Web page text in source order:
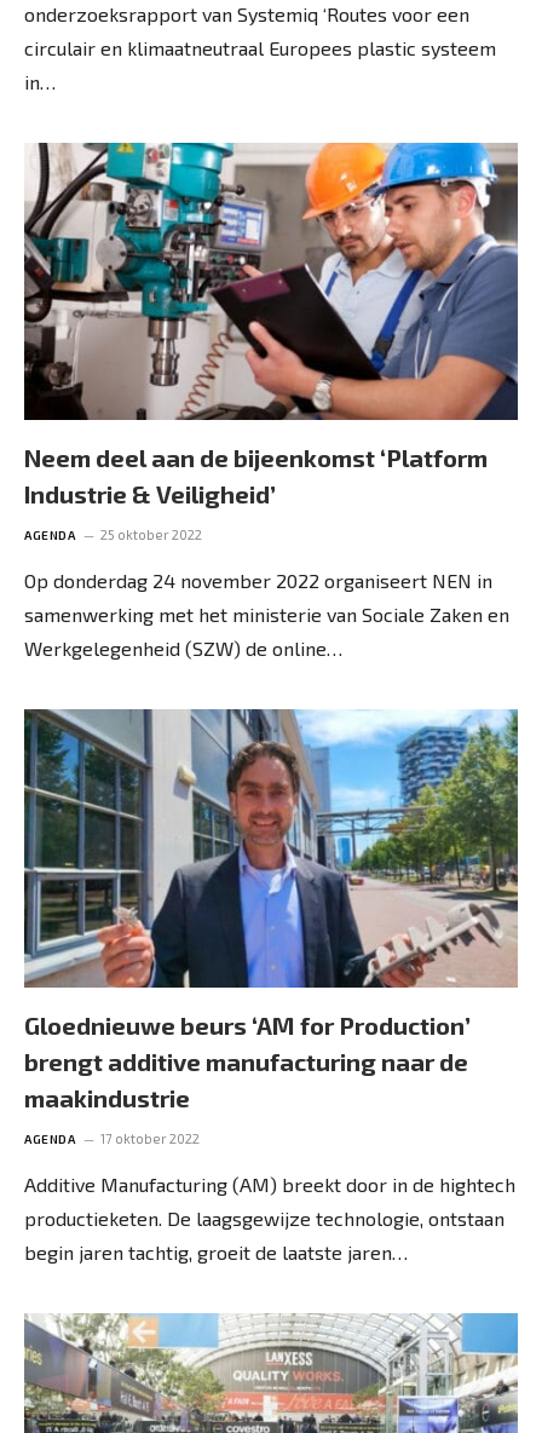
onderzoeksrapport van Systemiq ‘Routes voor een
circulair en klimaatneutraal Europees plastic systeem
in…
Neem deel aan de bijeenkomst ‘Platform
Industrie & Veiligheid’
AGENDA 25 oktober 2022
Op donderdag 24 november 2022 organiseert NEN in
samenwerking met het ministerie van Sociale Zaken en
Werkgelegenheid (SZW) de online…
Gloednieuwe beurs ‘AM for Production’
brengt additive manufacturing naar de
maakindustrie
AGENDA 17 oktober 2022
Additive Manufacturing (AM) breekt door in de hightech
productieketen. De laagsgewijze technologie, ontstaan
begin jaren tachtig, groeit de laatste jaren…